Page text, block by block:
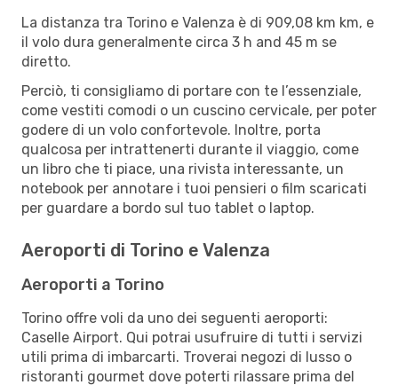
La distanza tra Torino e Valenza è di 909,08 km km, e
il volo dura generalmente circa 3 h and 45 m se
diretto.
Perciò, ti consigliamo di portare con te l’essenziale,
come vestiti comodi o un cuscino cervicale, per poter
godere di un volo confortevole. Inoltre, porta
qualcosa per intrattenerti durante il viaggio, come
un libro che ti piace, una rivista interessante, un
notebook per annotare i tuoi pensieri o film scaricati
per guardare a bordo sul tuo tablet o laptop.
Aeroporti di Torino e Valenza
Aeroporti a Torino
Torino offre voli da uno dei seguenti aeroporti:
Caselle Airport. Qui potrai usufruire di tutti i servizi
utili prima di imbarcarti. Troverai negozi di lusso o
ristoranti gourmet dove poterti rilassare prima del